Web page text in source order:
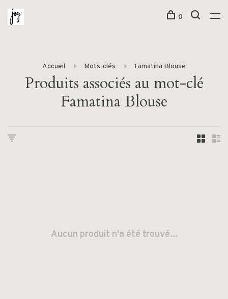
0
Accueil Mots-clés Famatina Blouse
Produits associés au mot-clé
Famatina Blouse
Aucun produit n'a été trouvé...